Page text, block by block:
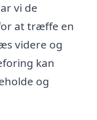
vi de
at træffe en
videre og
kan
og